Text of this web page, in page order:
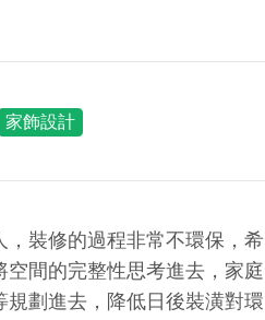
家飾設計
裝修的過程非常不環保，希
間的完整性思考進去，家庭
劃進去，降低日後裝潢對環